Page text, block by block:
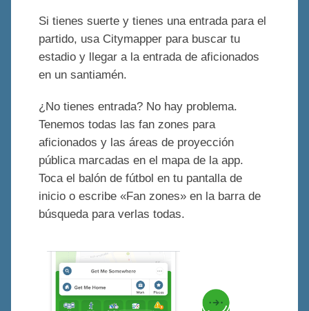
Si tienes suerte y tienes una entrada para el
partido, usa Citymapper para buscar tu
estadio y llegar a la entrada de aficionados
en un santiamén.
¿No tienes entrada? No hay problema.
Tenemos todas las fan zones para
aficionados y las áreas de proyección
pública marcadas en el mapa de la app.
Toca el balón de fútbol en tu pantalla de
inicio o escribe «Fan zones» en la barra de
búsqueda para verlas todas.